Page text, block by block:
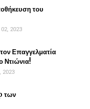
του
2023
Επαγγελματία
Ντιώνια!
2023
των